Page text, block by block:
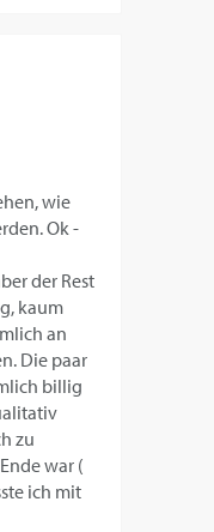
wie
Ok -
der Rest
kaum
an
Die paar
billig
zu
war (
ich mit